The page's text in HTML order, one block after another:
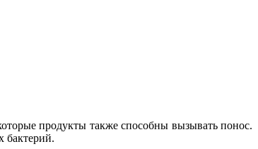
продукты также способны вызывать понос.
бактерий.